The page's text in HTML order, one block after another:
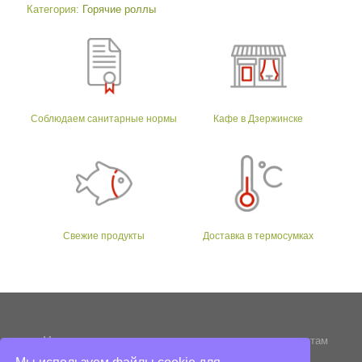
Категория: Горячие роллы
Соблюдаем санитарные нормы Кафе в Дзержинске
Свежие продукты Доставка в термосумках
Мы стараемся следовать традициям и древним рецептам